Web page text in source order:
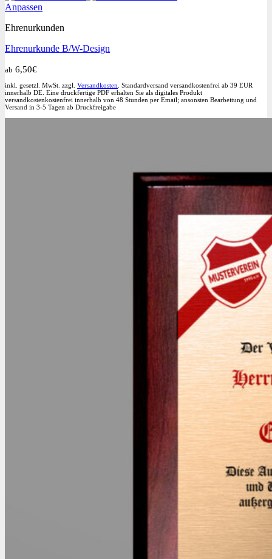
gewählt
werden
Anpassen
weist
Varianten
Optionen
können
auf
der
Ehrenurkunden
Ehrenurkunde B/W-Design
ab 6,50€
inkl. gesetzl. MwSt. zzgl. Versandkosten . Standardversand versandkostenfrei ab 39 EUR
innerhalb DE. Eine druckfertige PDF erhalten Sie als digitales Produkt
versandkostenkostenfrei innerhalb von 48 Stunden per Email; ansonsten Bearbeitung und
Versand in 3-5 Tagen ab Druckfreigabe